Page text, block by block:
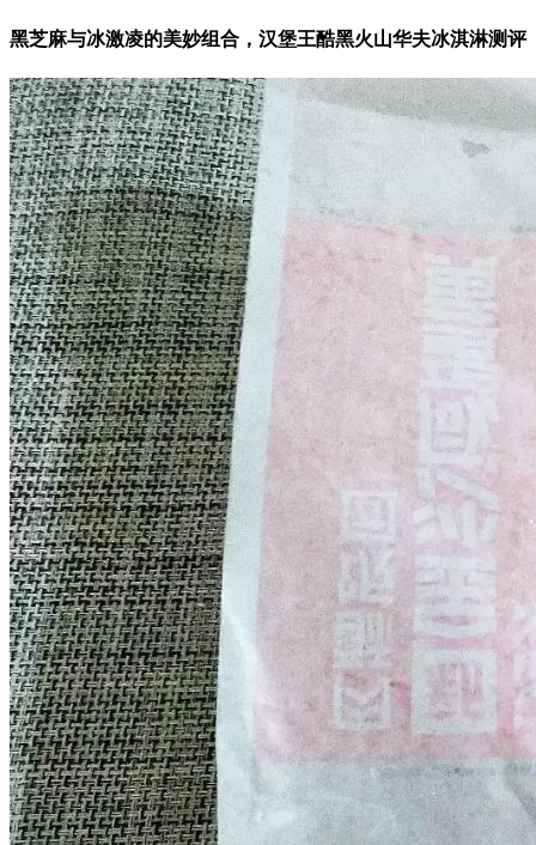
黑芝麻与冰激凌的美妙组合，汉堡王酷黑火山华夫冰淇淋测评